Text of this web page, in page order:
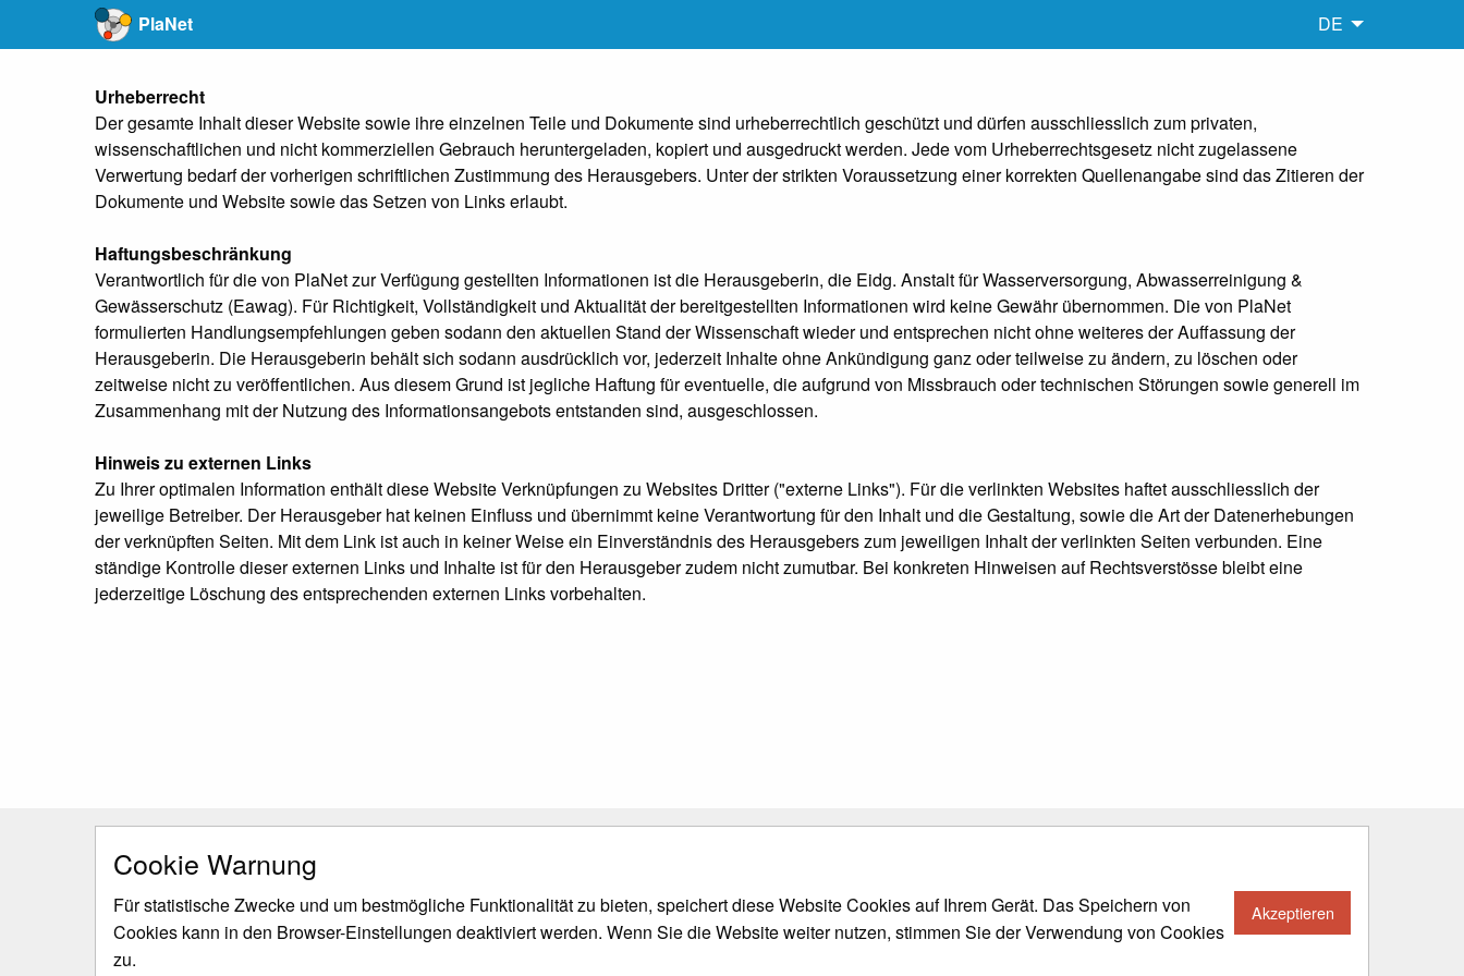
PlaNet DE
Urheberrecht
Der gesamte Inhalt dieser Website sowie ihre einzelnen Teile und Dokumente sind urheberrechtlich geschützt und dürfen ausschliesslich zum privaten,
wissenschaftlichen und nicht kommerziellen Gebrauch heruntergeladen, kopiert und ausgedruckt werden. Jede vom Urheberrechtsgesetz nicht zugelassene
Verwertung bedarf der vorherigen schriftlichen Zustimmung des Herausgebers. Unter der strikten Voraussetzung einer korrekten Quellenangabe sind das Zitieren der
Dokumente und Website sowie das Setzen von Links erlaubt.
Haftungsbeschränkung
Verantwortlich für die von PlaNet zur Verfügung gestellten Informationen ist die Herausgeberin, die Eidg. Anstalt für Wasserversorgung, Abwasserreinigung &
Gewässerschutz (Eawag). Für Richtigkeit, Vollständigkeit und Aktualität der bereitgestellten Informationen wird keine Gewähr übernommen. Die von PlaNet
formulierten Handlungsempfehlungen geben sodann den aktuellen Stand der Wissenschaft wieder und entsprechen nicht ohne weiteres der Auffassung der
Herausgeberin. Die Herausgeberin behält sich sodann ausdrücklich vor, jederzeit Inhalte ohne Ankündigung ganz oder teilweise zu ändern, zu löschen oder
zeitweise nicht zu veröffentlichen. Aus diesem Grund ist jegliche Haftung für eventuelle, die aufgrund von Missbrauch oder technischen Störungen sowie generell im
Zusammenhang mit der Nutzung des Informationsangebots entstanden sind, ausgeschlossen.
Hinweis zu externen Links
Zu Ihrer optimalen Information enthält diese Website Verknüpfungen zu Websites Dritter ("externe Links"). Für die verlinkten Websites haftet ausschliesslich der
jeweilige Betreiber. Der Herausgeber hat keinen Einfluss und übernimmt keine Verantwortung für den Inhalt und die Gestaltung, sowie die Art der Datenerhebungen
der verknüpften Seiten. Mit dem Link ist auch in keiner Weise ein Einverständnis des Herausgebers zum jeweiligen Inhalt der verlinkten Seiten verbunden. Eine
ständige Kontrolle dieser externen Links und Inhalte ist für den Herausgeber zudem nicht zumutbar. Bei konkreten Hinweisen auf Rechtsverstösse bleibt eine
jederzeitige Löschung des entsprechenden externen Links vorbehalten.
Cookie Warnung
Akzeptieren
Für statistische Zwecke und um bestmögliche Funktionalität zu bieten, speichert diese Website Cookies auf Ihrem Gerät. Das Speichern von
Cookies kann in den Browser-Einstellungen deaktiviert werden. Wenn Sie die Website weiter nutzen, stimmen Sie der Verwendung von Cookies
zu.